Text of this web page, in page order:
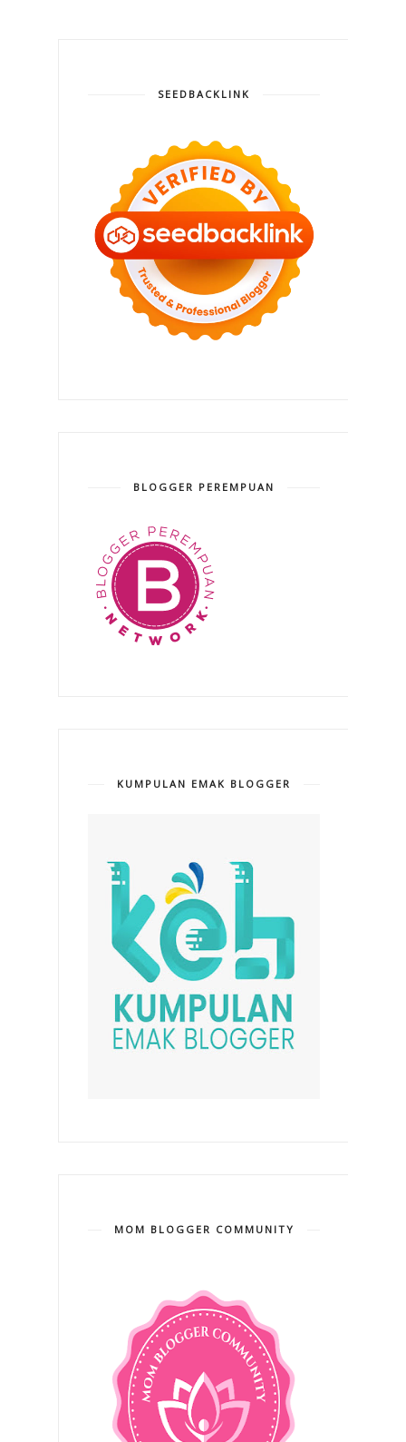
SEEDBACKLINK
BLOGGER PEREMPUAN
KUMPULAN EMAK BLOGGER
MOM BLOGGER COMMUNITY